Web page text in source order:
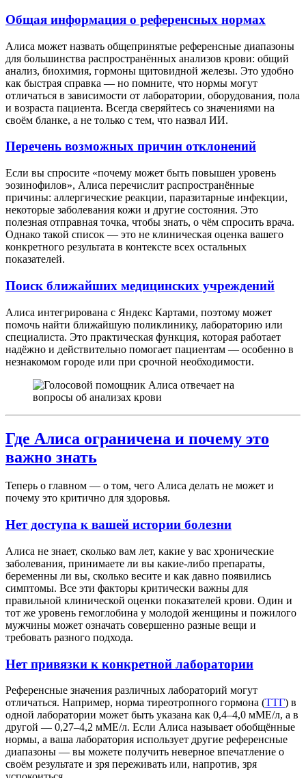
Общая информация о референсных нормах
Алиса может назвать общепринятые референсные диапазоны
для большинства распространённых анализов крови: общий
анализ, биохимия, гормоны щитовидной железы. Это удобно
как быстрая справка — но помните, что нормы могут
отличаться в зависимости от лаборатории, оборудования, пола
и возраста пациента. Всегда сверяйтесь со значениями на
своём бланке, а не только с тем, что назвал ИИ.
Перечень возможных причин отклонений
Если вы спросите «почему может быть повышен уровень
эозинофилов», Алиса перечислит распространённые
причины: аллергические реакции, паразитарные инфекции,
некоторые заболевания кожи и другие состояния. Это
полезная отправная точка, чтобы знать, о чём спросить врача.
Однако такой список — это не клиническая оценка вашего
конкретного результата в контексте всех остальных
показателей.
Поиск ближайших медицинских учреждений
Алиса интегрирована с Яндекс Картами, поэтому может
помочь найти ближайшую поликлинику, лабораторию или
специалиста. Это практическая функция, которая работает
надёжно и действительно помогает пациентам — особенно в
незнакомом городе или при срочной необходимости.
Где Алиса ограничена и почему это
важно знать
Теперь о главном — о том, чего Алиса делать не может и
почему это критично для здоровья.
Нет доступа к вашей истории болезни
Алиса не знает, сколько вам лет, какие у вас хронические
заболевания, принимаете ли вы какие-либо препараты,
беременны ли вы, сколько весите и как давно появились
симптомы. Все эти факторы критически важны для
правильной клинической оценки показателей крови. Один и
тот же уровень гемоглобина у молодой женщины и пожилого
мужчины может означать совершенно разные вещи и
требовать разного подхода.
Нет привязки к конкретной лаборатории
Референсные значения различных лабораторий могут
отличаться. Например, норма тиреотропного гормона (ТТГ) в
одной лаборатории может быть указана как 0,4–4,0 мМЕ/л, а в
другой — 0,27–4,2 мМЕ/л. Если Алиса называет обобщённые
нормы, а ваша лаборатория использует другие референсные
диапазоны — вы можете получить неверное впечатление о
своём результате и зря переживать или, напротив, зря